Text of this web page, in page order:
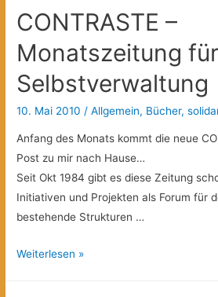
CONTRASTE –
Monatszeitung für
Selbstverwaltung
10. Mai 2010 /Allgemein, Bücher,
Anfang des Monats kommt die neue
Post zu mir nach Hause…
Seit Okt 1984 gibt es diese Zeitung
Initiativen und Projekten als Forum für
bestehende Strukturen …
CONTRASTE
Weiterlesen »